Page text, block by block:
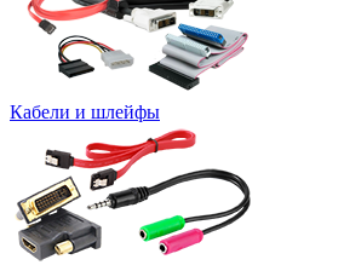
Кабели и шлейфы